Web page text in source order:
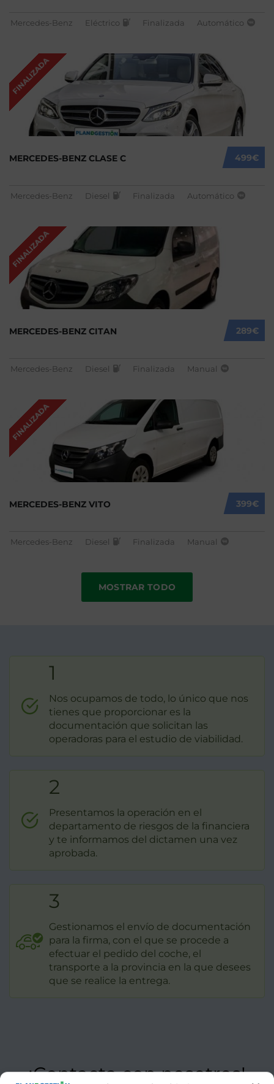
Mercedes-Benz Eléctrico Finalizada Automático
FINALIZADA
499€
MERCEDES-BENZ CLASE C
Mercedes-Benz Diesel Finalizada Automático
FINALIZADA
289€
MERCEDES-BENZ CITAN
Mercedes-Benz Diesel Finalizada Manual
FINALIZADA
399€
MERCEDES-BENZ VITO
Mercedes-Benz Diesel Finalizada Manual
MOSTRAR TODO
1
Nos ocupamos de todo, lo único que nos
tienes que proporcionar es la
documentación que solicitan las
operadoras para el estudio de viabilidad.
2
Presentamos la operación en el
departamento de riesgos de la financiera
y te informamos del dictamen una vez
aprobada.
3
Gestionamos el envío de documentación
para la firma, con el que se procede a
efectuar el pedido del coche, el
transporte a la provincia en la que desees
que se realice la entrega.
¡Contacta con nosotros!